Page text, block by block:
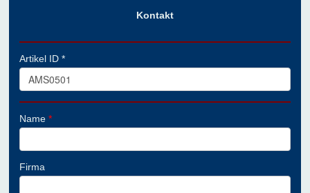
Kontakt
Artikel ID *
Name*
Firma